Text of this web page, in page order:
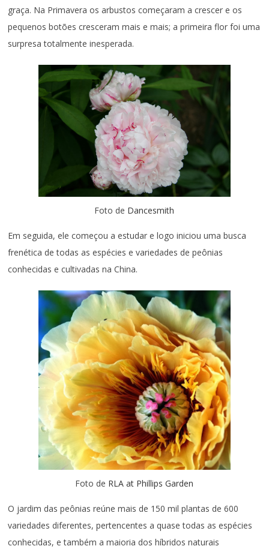
graça. Na Primavera os arbustos começaram a crescer e os
pequenos botões cresceram mais e mais; a primeira flor foi uma
surpresa totalmente inesperada.
Foto de Dancesmith
Em seguida, ele começou a estudar e logo iniciou uma busca
frenética de todas as espécies e variedades de peônias
conhecidas e cultivadas na China.
Foto de RLA at Phillips Garden
O jardim das peônias reúne mais de 150 mil plantas de 600
variedades diferentes, pertencentes a quase todas as espécies
conhecidas, e também a maioria dos híbridos naturais